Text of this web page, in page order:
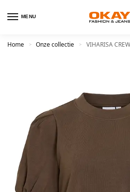
MENU
Home > Onze collectie > VIHARISA